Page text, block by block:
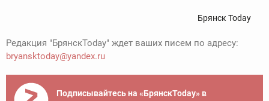
Брянск Today
Редакция "БрянскToday" ждет ваших писем по адресу:
bryansktoday@yandex.ru
Подписывайтесь на «БрянскToday» в